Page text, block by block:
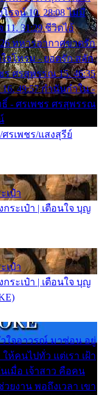
รจน์ 10. 28:08 ไม่มี
11. 31:29 ชีวิตไอ้
ทหารอากาศขาดรัก
ใจโทรม - ยอดรัก สลัก
ร ศรสุพรรณ 15. 46:35
49:57 กำนันกำใน -
ธิ์ - ศรเพชร ศรสุพรรณ
รเพชร/แสงสุรีย์
เป๋า
ระเป๋า | เตือนใจ บุญ
เป๋า
ระเป๋า | เตือนใจ บุญ
วใจอาวรณ์ มาซ่อน อยู่
ห้คนไปทั่ว แต่เรา เฝ้า
เมื่อ เจ้าสาว คือคน
ยงาน พอถึงเวลา เขา